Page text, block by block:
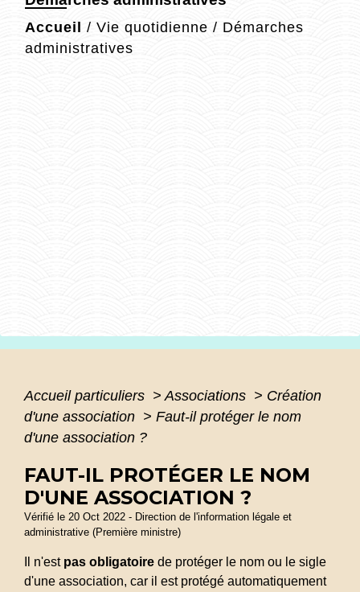
Accueil / Vie quotidienne / Démarches
administratives
Accueil particuliers > Associations > Création
d'une association > Faut-il protéger le nom
d'une association ?
FAUT-IL PROTÉGER LE NOM
D'UNE ASSOCIATION ?
Vérifié le 20 Oct 2022 - Direction de l'information légale et
administrative (Première ministre)
Il n'est pas obligatoire de protéger le nom ou le sigle
d'une association, car il est protégé automatiquement